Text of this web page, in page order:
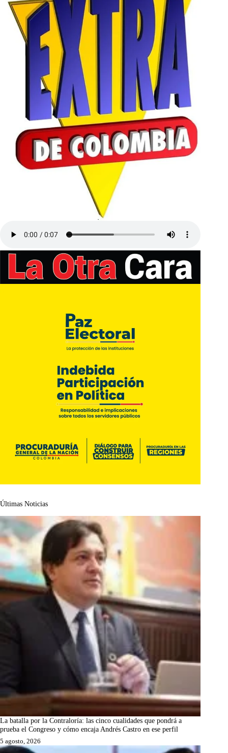
Últimas Noticias
La batalla por la Contraloría: las cinco cualidades que pondrá a
prueba el Congreso y cómo encaja Andrés Castro en ese perfil
5 agosto, 2026